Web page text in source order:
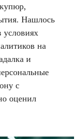
Нашлось
на
и
с
оценил